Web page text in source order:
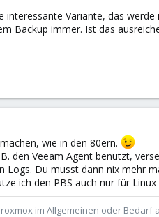
interessante Variante, das
Backup immer. Ist das
wie in den 80ern.
den Veeam Agent benutzt,
Logs. Du musst dann nix mehr
ich den PBS auch nur für Linux
im Allgemeinen oder